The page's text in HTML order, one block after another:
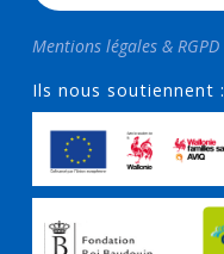
Mentions légales & RGPD
Ils nous soutiennent :